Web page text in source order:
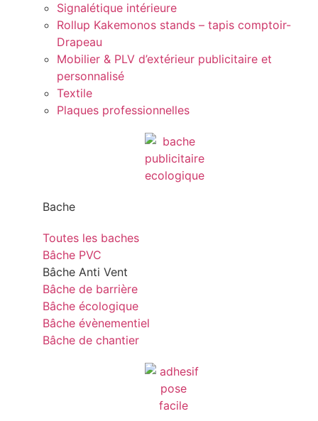
Signalétique intérieure
Rollup Kakemonos stands – tapis comptoir-
Drapeau
Mobilier & PLV d’extérieur publicitaire et
personnalisé
Textile
Plaques professionnelles
Bache
Toutes les baches
Bâche PVC
Bâche Anti Vent
Bâche de barrière
Bâche écologique
Bâche évènementiel
Bâche de chantier